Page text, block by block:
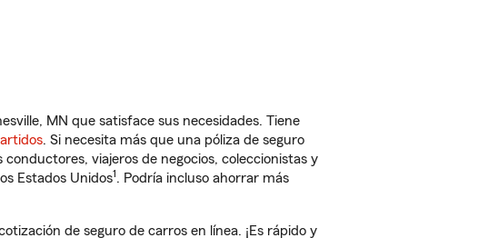
MN que satisface sus necesidades. Tiene
. Si necesita más que una póliza de seguro
viajeros de negocios, coleccionistas y
Estados Unidos1. Podría incluso ahorrar más
de seguro de carros en línea. ¡Es rápido y